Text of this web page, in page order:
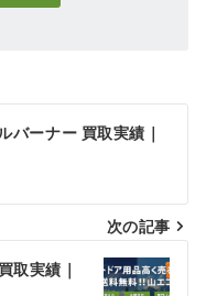
バーナー 買取実績｜
次の記事
取実績｜